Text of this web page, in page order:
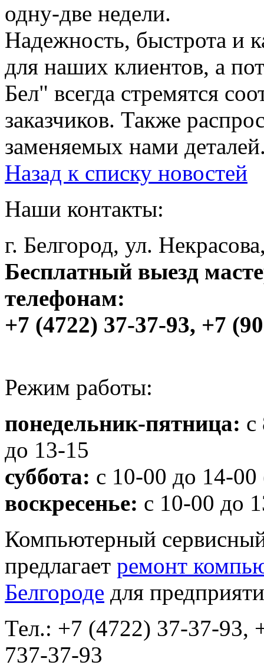
одну-две недели.
Надежность, быстрота и
для наших клиентов, а
Бел" всегда стремятся
заказчиков. Также
заменяемых нами
Назад к списку новостей
Наши контакты:
г. Белгород, ул.
Бесплатный выезд
телефонам:
+7 (4722) 37-37-93, +7
Режим работы:
понедельник-пятница: с
до 13-15
суббота: с 10-00 до 14-00
воскресенье: с 10-00 до
Компьютерный
предлагает ремонт
Белгороде для
Тел.: +7 (4722) 37-37-93,
737-37-93